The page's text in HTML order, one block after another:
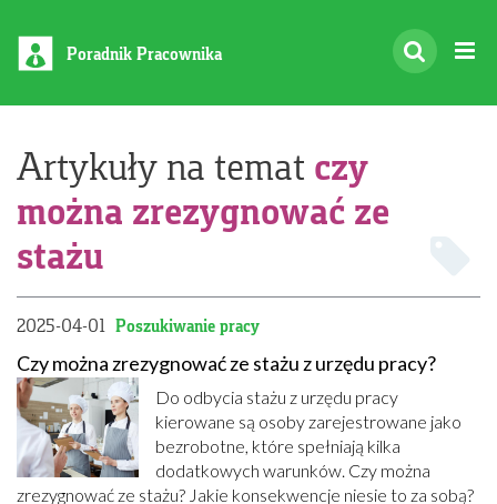
Poradnik Pracownika
Artykuły na temat czy
można zrezygnować ze
stażu
2025-04-01 Poszukiwanie pracy
Czy można zrezygnować ze stażu z urzędu pracy?
Do odbycia stażu z urzędu pracy
kierowane są osoby zarejestrowane jako
bezrobotne, które spełniają kilka
dodatkowych warunków. Czy można
zrezygnować ze stażu? Jakie konsekwencje niesie to za sobą?